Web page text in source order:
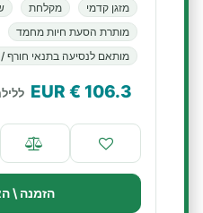
מזגן קדמי מקלחת
מותרת הסעת חיות מחמד
מותאם לנסיעה בתנאי חורף /
106.3
€ EUR
הזמנה \